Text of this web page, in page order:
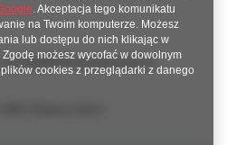
KAROlineZielonaGora
. Akceptacja tego komunikatu
na Twoim komputerze. Możesz
lub dostępu do nich klikając w
Zgodę możesz wycofać w dowolnym
cookies z przeglądarki z danego